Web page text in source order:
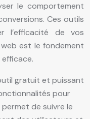
le comportement
Ces outils
l’efficacité de vos
web est le fondement
gratuit et puissant
pour
permet de suivre le